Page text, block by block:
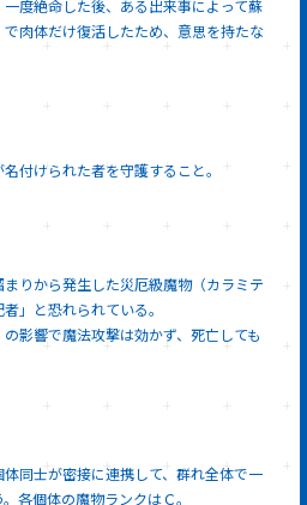
度絶命した後、ある出来事によって蘇
肉体だけ復活したため、意思を持たな
付けられた者を守護すること。
まりから発生した災厄級魔物（カラミテ
」と恐れられている。
の影響で魔法攻撃は効かず、死亡しても
同士が密接に連携して、群れ全体で一
各個体の魔物ランクはＣ。